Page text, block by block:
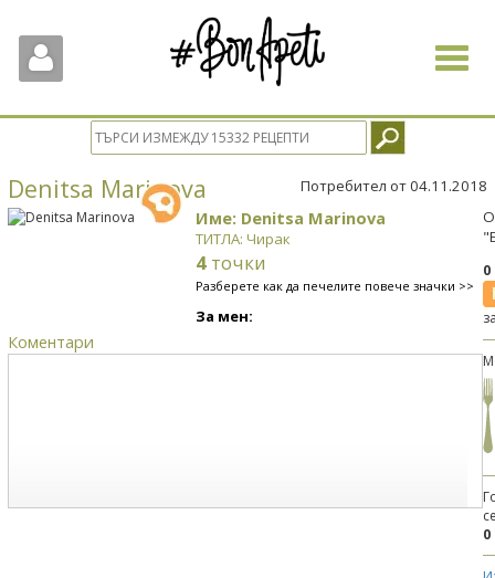
Toggle
Denitsa Marinova Потребител от 04.11.2018
Име: Denitsa Marinova
ТИТЛА: Чирак
4 точки
Разберете как да печелите повече значки >>
За мен:
Коментари
0